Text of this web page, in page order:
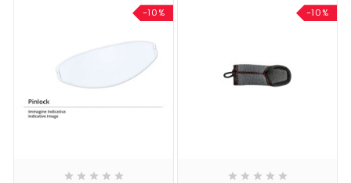
-10%
    
-10%
    